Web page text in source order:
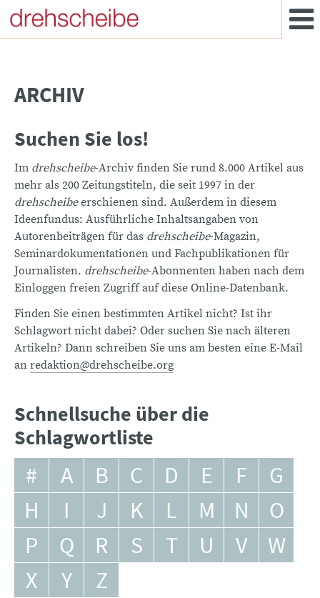
ARCHIV
Suchen Sie los!
Im drehscheibe-Archiv finden Sie rund 8.000 Artikel aus
mehr als 200 Zeitungstiteln, die seit 1997 in der
drehscheibeerschienen sind. Außerdem in diesem
Ideenfundus: Ausführliche Inhaltsangaben von
Autorenbeiträgen für das drehscheibe-Magazin,
Seminardokumentationen und Fachpublikationen für
Journalisten. drehscheibe-Abonnenten haben nach dem
Einloggen freien Zugriff auf diese Online-Datenbank.
Finden Sie einen bestimmten Artikel nicht? Ist ihr
Schlagwort nicht dabei? Oder suchen Sie nach älteren
Artikeln? Dann schreiben Sie uns am besten eine E-Mail
an redaktion@drehscheibe.org
Schnellsuche über die
Schlagwortliste
# A B C D E F
G
H
I J K L M N
O
P
Q R S T U V
W
X
Y Z